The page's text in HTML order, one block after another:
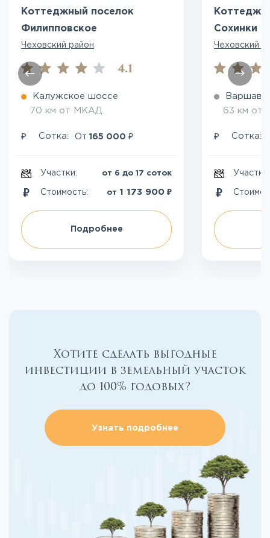
Коттеджный поселок
Филипповское
Чеховский район
4.1
Калужское шоссе
70 км от МКАД
₽ Сотка: От 165 000 ₽
Участки: от 6 до 17 соток
Стоимость: от 1 173 900 ₽
Подробнее
Сохинки
Чеховский
63 км от
₽ Сотка:
Участки:
Хотите сделать выгодные
инвестиции в земельный участок
до 100% годовых?
Узнать подробнее